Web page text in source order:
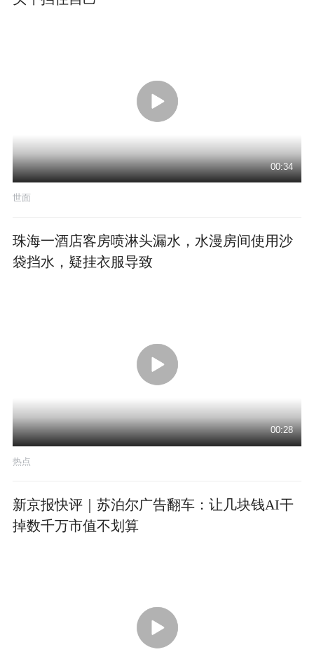
00:34
世面
珠海一酒店客房喷淋头漏水，水漫房间使用沙
袋挡水，疑挂衣服导致
00:28
热点
新京报快评｜苏泊尔广告翻车：让几块钱AI干
掉数千万市值不划算